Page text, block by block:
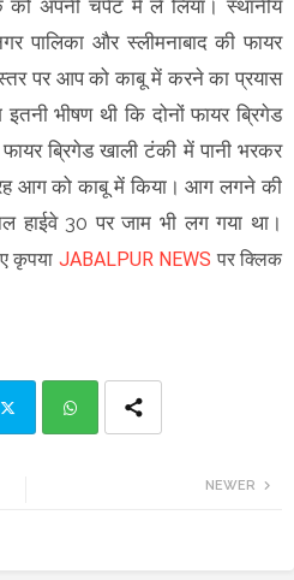
अपनी चपेट में ले लिया। स्थानीय
पालिका और स्लीमनाबाद की फायर
पर आप को काबू में करने का प्रयास
भीषण थी कि दोनों फायर ब्रिगेड
ब्रिगेड खाली टंकी में पानी भरकर
आग को काबू में किया। आग लगने की
30 पर जाम भी लग गया था।
कृपया JABALPUR NEWS पर क्लिक
NEWER